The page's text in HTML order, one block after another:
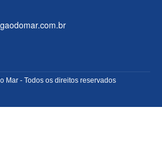
Mar - Todos os direitos reservados